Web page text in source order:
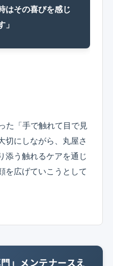
はその喜びを感じ
た「手で触れて目で見
切にしながら、丸屋さ
添う触れるケアを通じ
を広げていこうとして
」メンテナースえ